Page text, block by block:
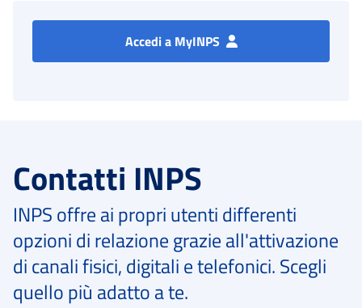
Accedi a MyINPS
Contatti INPS
INPS offre ai propri utenti differenti
opzioni di relazione grazie all'attivazione
di canali fisici, digitali e telefonici. Scegli
quello più adatto a te.